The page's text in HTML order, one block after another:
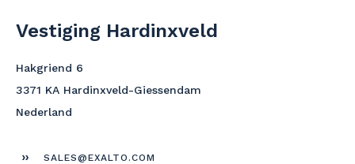
Vestiging Hardinxveld
Hakgriend 6
3371 KA Hardinxveld-Giessendam
Nederland
SALES@EXALTO.COM